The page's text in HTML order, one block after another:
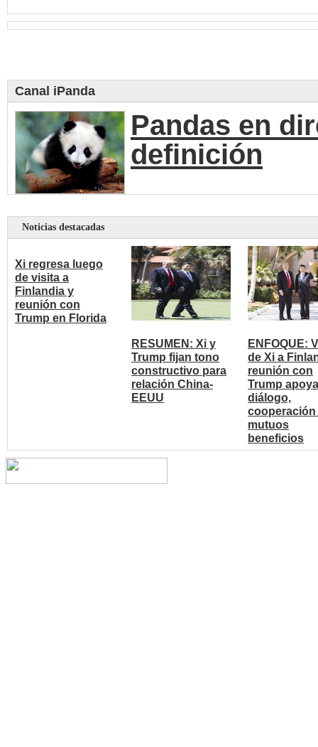
Canal iPanda
Pandas en
definición
Noticias destacadas
Xi regresa luego
de visita a
Finlandia y
reunión con
Trump en Florida
RESUMEN: Xi y
Trump fijan tono
constructivo para
relación China-
EEUU
ENFOQUE:
de Xi a
reunión con
Trump
diálogo,
cooperación
mutuos
beneficios